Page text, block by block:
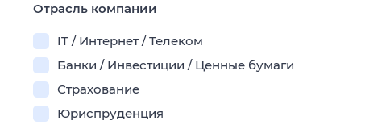
Отрасль компании
IT / Интернет / Телеком
Банки / Инвестиции / Ценные бумаги
Страхование
Юриспруденция